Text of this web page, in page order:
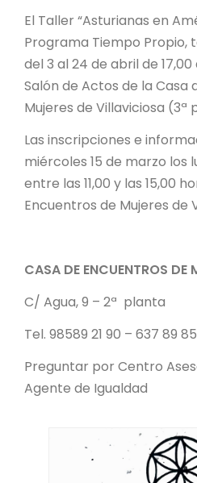
El Taller “Asturianas en
Programa Tiempo Propio,
del 3 al 24 de abril de 17,00
Salón de Actos de la Casa
Mujeres de Villaviciosa (3ª
Las inscripciones e
miércoles 15 de marzo los
entre las 11,00 y las 15,00
Encuentros de Mujeres de
CASA DE ENCUENTROS DE
C/ Agua, 9 – 2ª planta
Tel. 98589 21 90 – 637 89
Preguntar por Centro
Agente de Igualdad